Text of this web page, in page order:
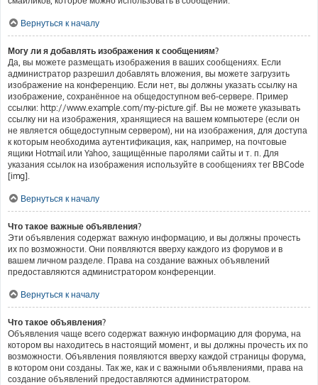
Вернуться к началу
Могу ли я добавлять изображения к сообщениям?
Да, вы можете размещать изображения в ваших сообщениях. Если
администратор разрешил добавлять вложения, вы можете загрузить
изображение на конференцию. Если нет, вы должны указать ссылку на
изображение, сохранённое на общедоступном веб-сервере. Пример
ссылки: http://www.example.com/my-picture.gif. Вы не можете указывать
ссылку ни на изображения, хранящиеся на вашем компьютере (если он
не является общедоступным сервером), ни на изображения, для доступа
к которым необходима аутентификация, как, например, на почтовые
ящики Hotmail или Yahoo, защищённые паролями сайты и т. п. Для
указания ссылок на изображения используйте в сообщениях тег BBCode
[img].
Вернуться к началу
Что такое важные объявления?
Эти объявления содержат важную информацию, и вы должны прочесть
их по возможности. Они появляются вверху каждого из форумов и в
вашем личном разделе. Права на создание важных объявлений
предоставляются администратором конференции.
Вернуться к началу
Что такое объявления?
Объявления чаще всего содержат важную информацию для форума, на
котором вы находитесь в настоящий момент, и вы должны прочесть их по
возможности. Объявления появляются вверху каждой страницы форума,
в котором они созданы. Так же, как и с важными объявлениями, права на
создание объявлений предоставляются администратором.